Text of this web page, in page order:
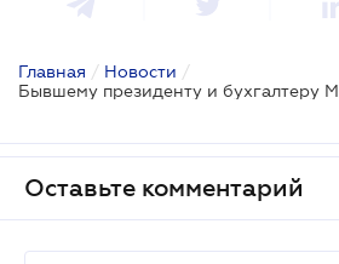
Главная / Новости /
Оставьте комментарий